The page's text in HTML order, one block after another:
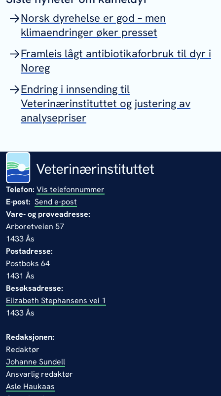
Norsk dyrehelse er god – men
klimaendringer øker presset
Framleis lågt antibiotikaforbruk til dyr i
Noreg
Endring i innsending til
Veterinærinstituttet og justering av
analysepriser
Telefon: Vis telefonnummer
E-post: Send e-post
Vare- og prøveadresse:
Arboretveien 57
1433 Ås
Postadresse:
Postboks 64
1431 Ås
Besøksadresse:
Elizabeth Stephansens vei 1
1433 Ås
Redaksjonen:
Redaktør
Johanne Sundell
Ansvarlig redaktør
Asle Haukaas